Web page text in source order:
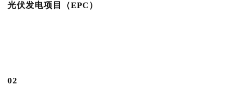
光伏发电项目（EPC）
02